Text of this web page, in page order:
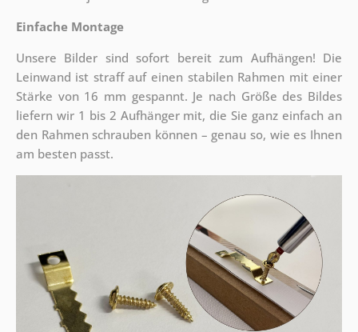
Einfache Montage
Unsere Bilder sind sofort bereit zum Aufhängen! Die
Leinwand ist straff auf einen stabilen Rahmen mit einer
Stärke von 16 mm gespannt. Je nach Größe des Bildes
liefern wir 1 bis 2 Aufhänger mit, die Sie ganz einfach an
den Rahmen schrauben können – genau so, wie es Ihnen
am besten passt.